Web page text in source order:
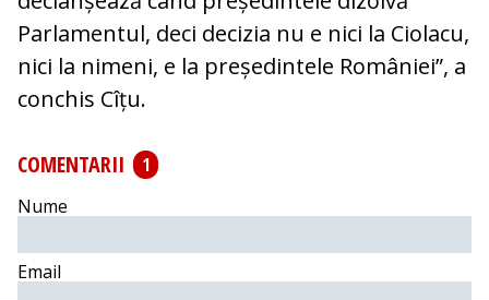
Parlamentul, deci decizia nu e nici la Ciolacu,
nici la nimeni, e la președintele României”, a
conchis Cîțu.
COMENTARII
1
Nume
Email